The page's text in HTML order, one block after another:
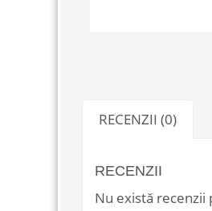
RECENZII (0)
RECENZII
Nu există recenzii